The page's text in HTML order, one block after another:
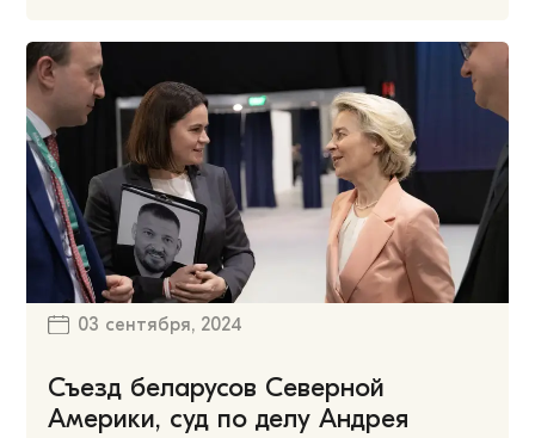
03 сентября, 2024
Съезд беларусов Северной
Америки, суд по делу Андрея